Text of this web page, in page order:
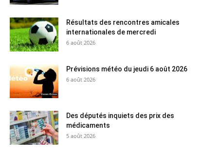
Résultats des rencontres amicales
internationales de mercredi
6 août 2026
Prévisions météo du jeudi 6 août 2026
6 août 2026
Des députés inquiets des prix des
médicaments
5 août 2026